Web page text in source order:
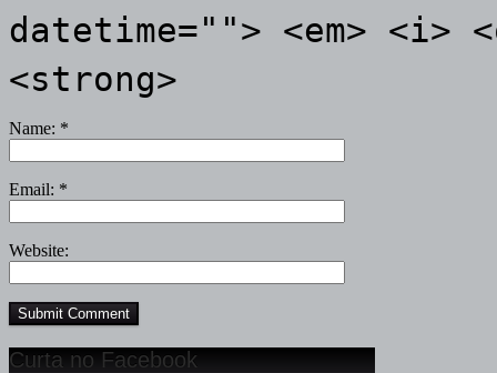
datetime=""> <em> <i>
<strong>
Name: *
Email: *
Website:
Curta no Facebook